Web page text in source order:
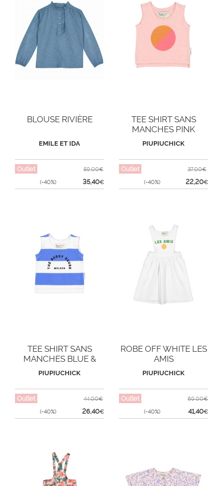
BLOUSE RIVIÈRE
EMILE ET IDA
Outlet
(-40%)
59,00€
35,40€
TEE SHIRT SANS
MANCHES PINK
MULTICOLOR
PIUPIUCHICK
Outlet
(-40%)
37,00€
22,20€
TEE SHIRT SANS
MANCHES BLUE &
WHITE
PIUPIUCHICK
Outlet
(-40%)
44,00€
26,40€
ROBE OFF WHITE LES
AMIS
PIUPIUCHICK
Outlet
(-40%)
69,00€
41,40€